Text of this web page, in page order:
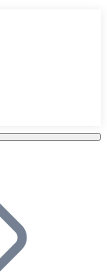
y permite que